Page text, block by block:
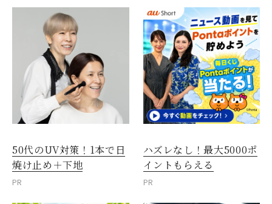
50代のUV対策！1本で日
焼け止め＋下地
PR
ハズレなし！最大5000ポ
イントもらえる
PR